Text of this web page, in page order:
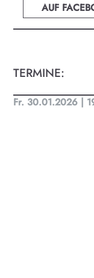
AUF
TERMINE:
Fr. 30.01.2026 |